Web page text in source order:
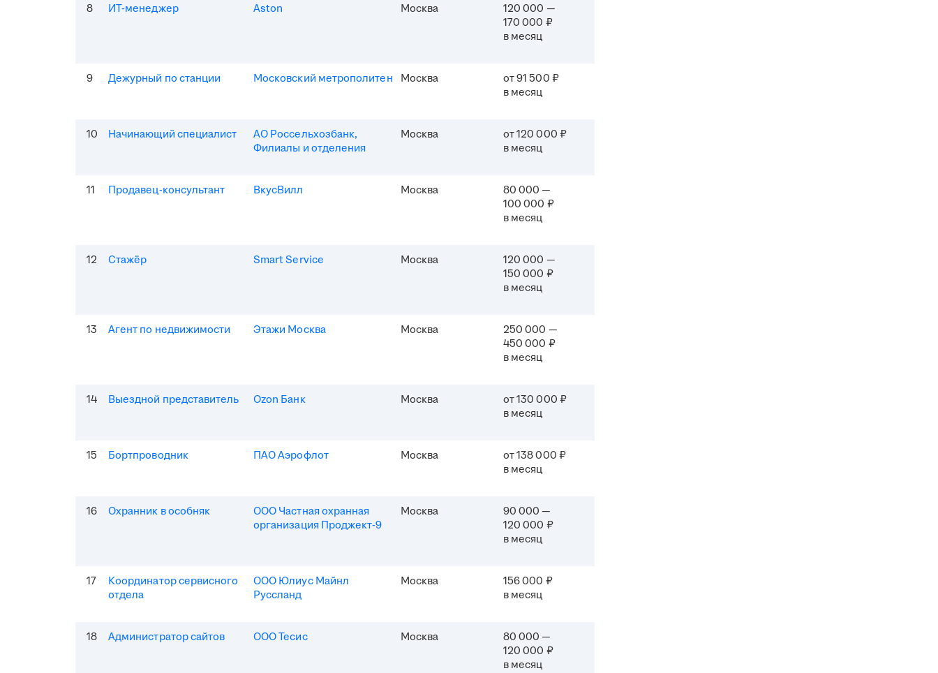
8 ИТ-менеджер Aston Москва
120 000 —
170 000 ₽
в месяц
9 Дежурный по станции Московский метрополитен Москва
от 91 500 ₽
в месяц
10 Начинающий специалист
АО Россельхозбанк,
Филиалы и отделения
Москва
от 120 000 ₽
в месяц
11 Продавец-консультант ВкусВилл Москва
80 000 —
100 000 ₽
в месяц
12 Стажёр Smart Service Москва
120 000 —
150 000 ₽
в месяц
13 Агент по недвижимости Этажи Москва Москва
250 000 —
450 000 ₽
в месяц
14 Выездной представитель Ozon Банк Москва
от 130 000 ₽
в месяц
15 Бортпроводник ПАО Аэрофлот Москва
от 138 000 ₽
в месяц
16 Охранник в особняк
ООО Частная охранная
организация Проджект-9
Москва
90 000 —
120 000 ₽
в месяц
17
Координатор сервисного
отдела
ООО Юлиус Майнл
Руссланд
Москва
156 000 ₽
в месяц
18 Администратор сайтов ООО Тесис Москва
80 000 —
120 000 ₽
в месяц